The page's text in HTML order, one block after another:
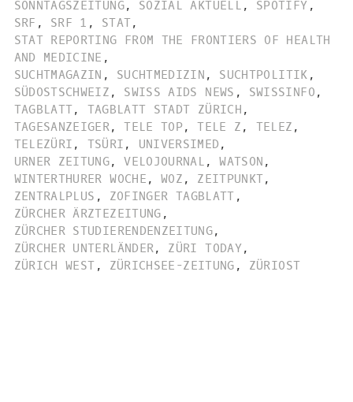
SONNTAGSZEITUNG, SOZIAL AKTUELL , SPOTIFY ,
SRF , SRF 1 , STAT,
STAT REPORTING FROM THE FRONTIERS OF HEALTH
AND MEDICINE ,
SUCHTMAGAZIN , SUCHTMEDIZIN , SUCHTPOLITIK ,
SÜDOSTSCHWEIZ , SWISS AIDS NEWS , SWISSINFO ,
TAGBLATT, TAGBLATT STADT ZÜRICH ,
TAGESANZEIGER, TELE TOP, TELE Z , TELEZ ,
TELEZÜRI , TSÜRI , UNIVERSIMED ,
URNER ZEITUNG, VELOJOURNAL , WATSON ,
WINTERTHURER WOCHE , WOZ , ZEITPUNKT,
ZENTRALPLUS , ZOFINGER TAGBLATT ,
ZÜRCHER ÄRZTEZEITUNG ,
ZÜRCHER STUDIERENDENZEITUNG,
ZÜRCHER UNTERLÄNDER, ZÜRI TODAY,
ZÜRICH WEST , ZÜRICHSEE-ZEITUNG , ZÜRIOST